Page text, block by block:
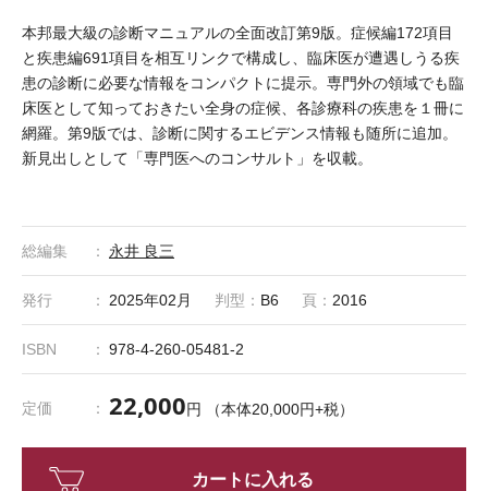
本邦最大級の診断マニュアルの全面改訂第9版。症候編172項目
と疾患編691項目を相互リンクで構成し、臨床医が遭遇しうる疾
患の診断に必要な情報をコンパクトに提示。専門外の領域でも臨
床医として知っておきたい全身の症候、各診療科の疾患を１冊に
網羅。第9版では、診断に関するエビデンス情報も随所に追加。
新見出しとして「専門医へのコンサルト」を収載。
総編集 永井 良三
発行 2025年02月 判型： B6 頁： 2016
ISBN 978-4-260-05481-2
定価 22,000円 （本体20,000円+税）
カートに入れる